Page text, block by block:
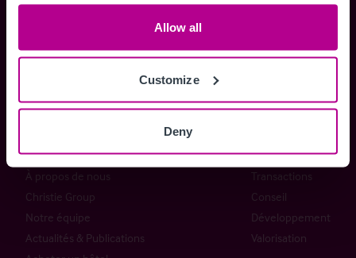
Allow all
Customize
Deny
75009 Paris
+33 1 53 96 72 72
renseignements@christie.com
Christie & Co
À propos de nous
Christie Group
Notre équipe
Actualités & Publications
Services
Transactions
Conseil
Développement
Valorisation